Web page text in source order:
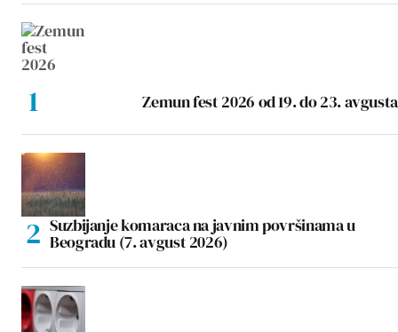
Zemun fest 2026 od 19. do 23. avgusta
Suzbijanje komaraca na javnim površinama u
Beogradu (7. avgust 2026)